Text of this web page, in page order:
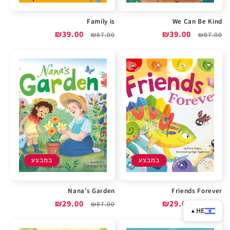
We Can Be Kind
מחיר
₪87.00
מחיר
₪39.00
Family is
מחיר
₪87.00
מחיר
₪39.00
במבצע
Friends Forever
מחיר
רגיל
₪87.00
מחיר
₪29.00
במבצע
Nana's Garden
מחיר
₪87.00
מחיר
₪29.00
HE
▲